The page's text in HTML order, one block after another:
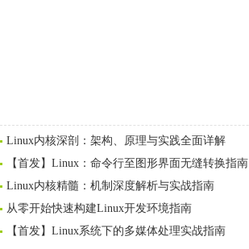
Linux内核深剖：架构、原理与实践全面详解
【首发】Linux：命令行至图形界面无缝转换指南
Linux内核精髓：机制深度解析与实战指南
从零开始快速构建Linux开发环境指南
【首发】Linux系统下的多媒体处理实战指南